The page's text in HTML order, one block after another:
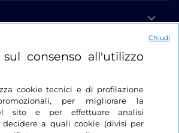
sul consenso all'utilizzo
cookie tecnici e di profilazione
per migliorare la
sito e per effettuare analisi
decidere a quali cookie (divisi per
Chiudi